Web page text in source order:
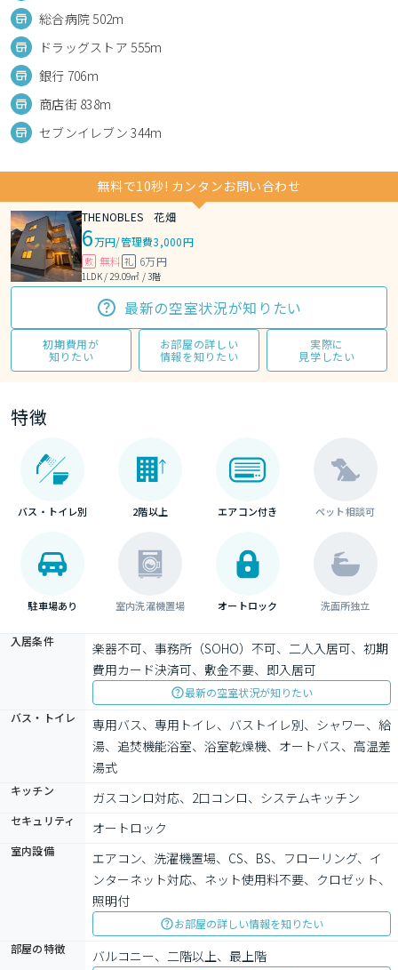
総合病院 502m
ドラッグストア 555m
銀行 706m
商店街 838m
セブンイレブン 344m
無料で10秒! カンタンお問い合わせ
THENOBLES 花畑
6万円/管理費3,000円
敷 無料 礼 6万円
1LDK / 29.09㎡ / 3階
最新の空室状況が知りたい
初期費用が
知りたい
お部屋の詳しい
情報を知りたい
実際に
見学したい
特徴
バス・トイレ別 2階以上 エアコン付き ペット相談可
駐車場あり 室内洗濯機置場 オートロック 洗面所独立
入居条件
楽器不可、事務所（SOHO）不可、二人入居可、初期
費用カード決済可、敷金不要、即入居可
最新の空室状況が知りたい
バス・トイレ
専用バス、専用トイレ、バストイレ別、シャワー、給
湯、追焚機能浴室、浴室乾燥機、オートバス、高温差
湯式
キッチン ガスコンロ対応、2口コンロ、システムキッチン
セキュリティ オートロック
室内設備
エアコン、洗濯機置場、CS、BS、フローリング、イ
ンターネット対応、ネット使用料不要、クロゼット、
照明付
お部屋の詳しい情報を知りたい
部屋の特徴
バルコニー、二階以上、最上階